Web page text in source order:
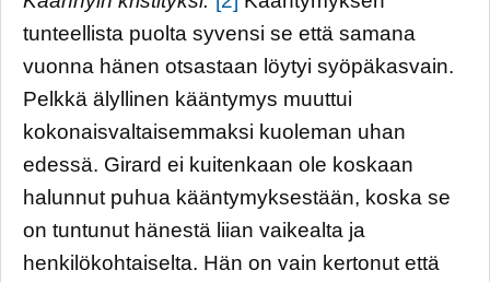
tunteellista puolta syvensi se että samana
vuonna hänen otsastaan löytyi syöpäkasvain.
Pelkkä älyllinen kääntymys muuttui
kokonaisvaltaisemmaksi kuoleman uhan
edessä. Girard ei kuitenkaan ole koskaan
halunnut puhua kääntymyksestään, koska se
on tuntunut hänestä liian vaikealta ja
henkilökohtaiselta. Hän on vain kertonut että